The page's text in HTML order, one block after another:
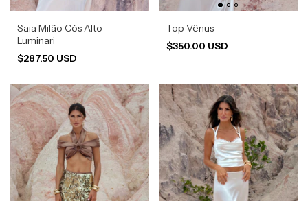
Saia Milão Cós Alto
Luminari
$287.50 USD
Top Vênus
$350.00 USD